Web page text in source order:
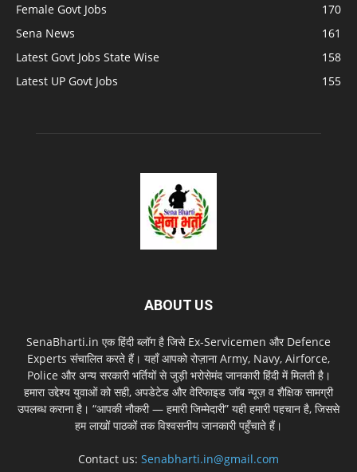
Female Govt Jobs
170
Sena News
161
Latest Govt Jobs State Wise
158
Latest UP Govt Jobs
155
ABOUT US
SenaBharti.in एक हिंदी ब्लॉग है जिसे Ex‑Servicemen और Defence
Experts संचालित करते हैं। यहाँ आपको रोज़ाना Army, Navy, Airforce,
Police और अन्य सरकारी भर्तियों से जुड़ी भरोसेमंद जानकारी हिंदी में मिलती है।
हमारा उद्देश्य युवाओं को सही, अपडेटेड और वेरिफाइड जॉब न्यूज़ व शैक्षिक सामग्री
उपलब्ध कराना है। “आपकी नौकरी — हमारी जिम्मेदारी” यही हमारी पहचान है, जिससे
हम लाखों पाठकों तक विश्वसनीय जानकारी पहुँचाते हैं।
Contact us: Senabharti.in@gmail.com